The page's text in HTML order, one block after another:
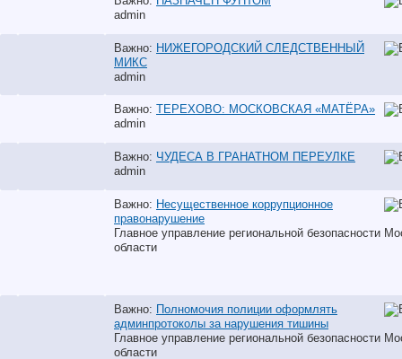
аdmin
Важно: НИЖЕГОРОДСКИЙ СЛЕДСТВЕННЫЙ
МИКС
аdmin
Важно: ТЕРЕХОВО: МОСКОВСКАЯ «МАТЁРА»
аdmin
Важно: ЧУДЕСА В ГРАНАТНОМ ПЕРЕУЛКЕ
аdmin
Важно: Несущественное коррупционное
правонарушение
Главное управление региональной безопасности
области
Важно: Полномочия полиции оформлять
админпротоколы за нарушения тишины
Главное управление региональной безопасности
области